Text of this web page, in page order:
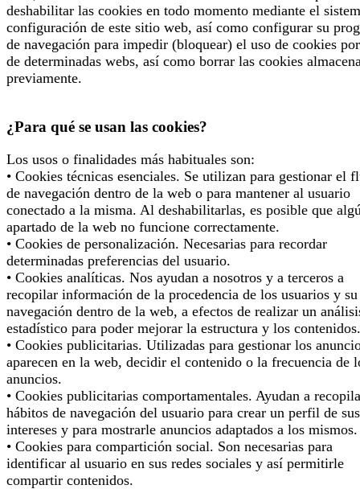
deshabilitar las cookies en todo momento mediante el
configuración de este sitio web, así como configurar su
de navegación para impedir (bloquear) el uso de cookies
de determinadas webs, así como borrar las cookies
previamente.
¿Para qué se usan las cookies?
Los usos o finalidades más habituales son:
• Cookies técnicas esenciales. Se utilizan para gestionar el
de navegación dentro de la web o para mantener al usuario
conectado a la misma. Al deshabilitarlas, es posible que
apartado de la web no funcione correctamente.
• Cookies de personalización. Necesarias para recordar
determinadas preferencias del usuario.
• Cookies analíticas. Nos ayudan a nosotros y a terceros a
recopilar información de la procedencia de los usuarios y su
navegación dentro de la web, a efectos de realizar un
estadístico para poder mejorar la estructura y los contenidos.
• Cookies publicitarias. Utilizadas para gestionar los
aparecen en la web, decidir el contenido o la frecuencia de
anuncios.
• Cookies publicitarias comportamentales. Ayudan a
hábitos de navegación del usuario para crear un perfil de sus
intereses y para mostrarle anuncios adaptados a los mismos.
• Cookies para compartición social. Son necesarias para
identificar al usuario en sus redes sociales y así permitirle
compartir contenidos.